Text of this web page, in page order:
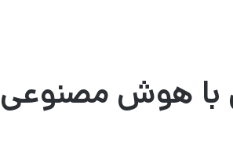
با هوش مصنوعی